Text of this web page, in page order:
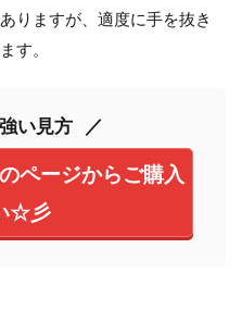
りますが、適度に手を抜き
す。
い見方
ページからご購入
☆彡